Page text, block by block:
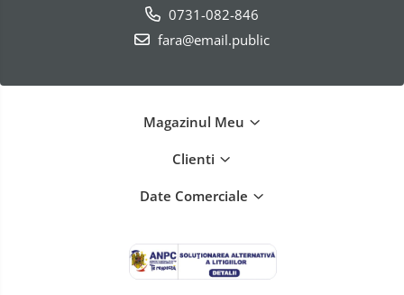
0731-082-846
fara@email.public
Magazinul Meu
Clienti
Date Comerciale